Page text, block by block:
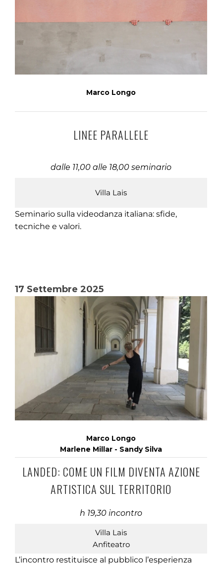
Marco Longo
LINEE PARALLELE
dalle 11,00 alle 18,00 seminario
Villa Lais
Seminario sulla videodanza italiana: sfide,
tecniche e valori.
17 Settembre 2025
Marco Longo
Marlene Millar - Sandy Silva
LANDED: COME UN FILM DIVENTA AZIONE
ARTISTICA SUL TERRITORIO
h 19,30 incontro
Villa Lais
Anfiteatro
L’incontro restituisce al pubblico l’esperienza